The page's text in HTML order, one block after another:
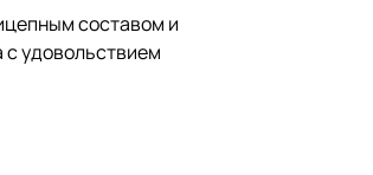
составом и
с удовольствием